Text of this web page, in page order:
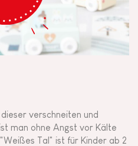
verschneiten und
man ohne Angst vor Kälte
Tal" ist für Kinder ab 2